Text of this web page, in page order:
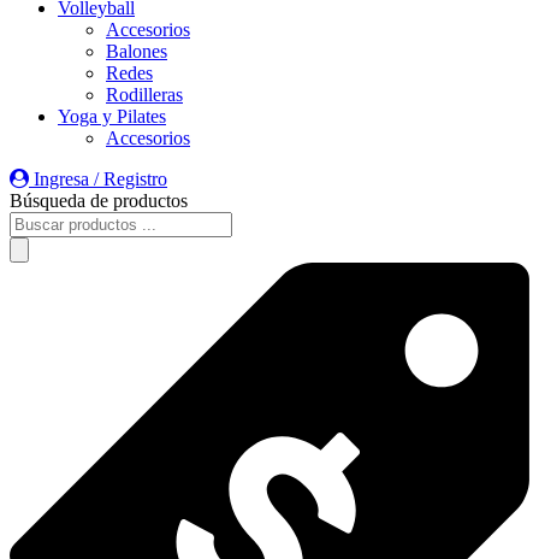
Volleyball
Accesorios
Balones
Redes
Rodilleras
Yoga y Pilates
Accesorios
Ingresa / Registro
Búsqueda de productos